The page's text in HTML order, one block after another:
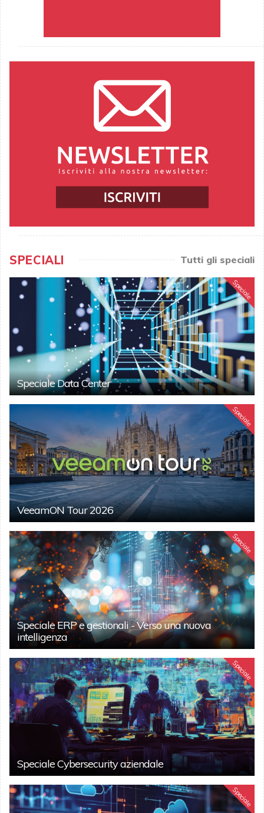
SPECIALI Tutti gli speciali
Speciale
Speciale Data Center
Speciale
VeeamON Tour 2026
Speciale
Speciale ERP e gestionali - Verso una nuova
intelligenza
Speciale
Speciale Cybersecurity aziendale
Speciale